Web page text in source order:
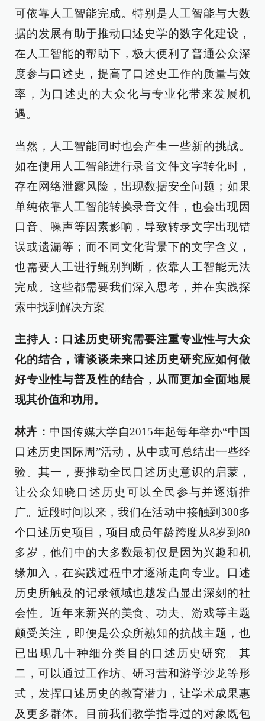
可依靠人工智能完成。特别是人工智能与大数
据的发展有助于推动口述史学的数字化建设，
在人工智能的帮助下，极大便利了普通公众深
度参与口述史，提高了口述史工作的质量与效
率，为口述史的大众化与专业化带来发展机
遇。
当然，人工智能同时也会产生一些新的挑战。
如在使用人工智能进行录音文件文字转化时，
存在网络泄露风险，出现数据安全问题；如果
单纯依靠人工智能转换录音文件，也会出现因
口音、噪声等因素影响，导致转录文字出现错
误或遗漏等；而不同文化背景下的文字含义，
也需要人工进行甄别判断，依靠人工智能无法
完成。这些都需要我们深入思考，并在实践探
索中找到解决方案。
主持人：口述历史研究需要注重专业性与大众
化的结合，请谈谈未来口述历史研究应如何做
好专业性与普及性的结合，从而更加全面地展
现其价值和功用。
林卉： 中国传媒大学自2015年起每年举办“中国
口述历史国际周”活动，从中或可总结出一些经
验。其一，要推动全民口述历史意识的启蒙，
让公众知晓口述历史可以全民参与并逐渐推
广。近段时间以来，我们在活动中接触到300多
个口述历史项目，项目成员年龄跨度从8岁到80
多岁，他们中的大多数最初仅是因为兴趣和机
缘加入，在实践过程中才逐渐走向专业。口述
历史所触及的记录领域也越发凸显出深刻的社
会性。近年来新兴的美食、功夫、游戏等主题
颇受关注，即便是公众所熟知的抗战主题，也
已出现几十种细分类目的口述历史研究。其
二，可以通过工作坊、研习营和游学沙龙等形
式，发挥口述历史的教育潜力，让学术成果惠
及更多群体。目前我们教学指导过的对象既包